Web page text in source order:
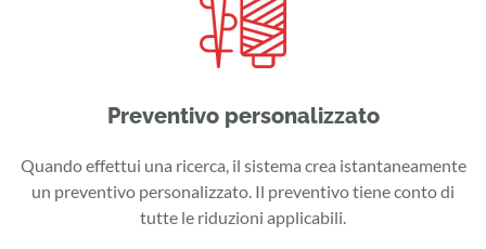
Preventivo personalizzato
Quando effettui una ricerca, il sistema crea istantaneamente
un preventivo personalizzato. Il preventivo tiene conto di
tutte le riduzioni applicabili.